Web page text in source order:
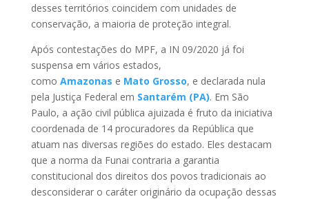
desses territórios coincidem com unidades de
conservação, a maioria de proteção integral.
Após contestações do MPF, a IN 09/2020 já foi
suspensa em vários estados,
como Amazonas e Mato Grosso, e declarada nula
pela Justiça Federal em Santarém (PA). Em São
Paulo, a ação civil pública ajuizada é fruto da iniciativa
coordenada de 14 procuradores da República que
atuam nas diversas regiões do estado. Eles destacam
que a norma da Funai contraria a garantia
constitucional dos direitos dos povos tradicionais ao
desconsiderar o caráter originário da ocupação dessas